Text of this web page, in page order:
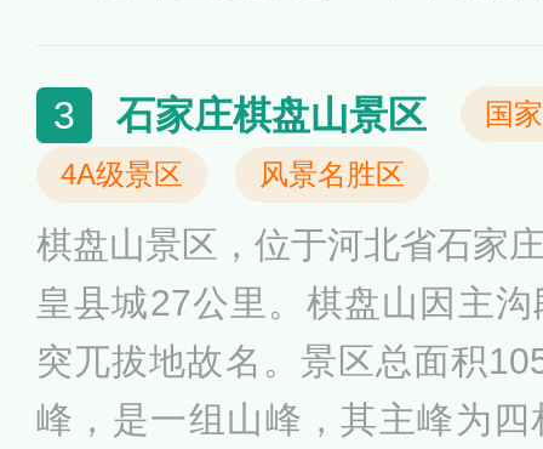
长城寨墙等，其中“西苑--莲花
长1800多米，最高悬空271米
观。
3 石家庄棋盘山景区
国
4A级景区
风景名胜区
棋盘山景区，位于河北省石家
皇县城27公里。棋盘山因主
突兀拔地故名。景区总面积
峰，是一组山峰，其主峰为